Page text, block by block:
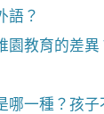
語？
園教育的差
哪一種？孩